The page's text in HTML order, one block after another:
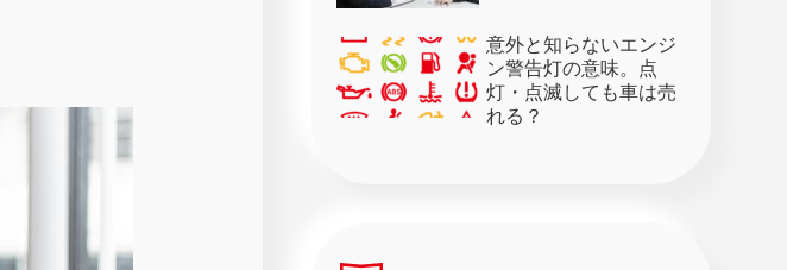
意外と知らないエンジ
ン警告灯の意味。点
灯・点滅しても車は売
れる？